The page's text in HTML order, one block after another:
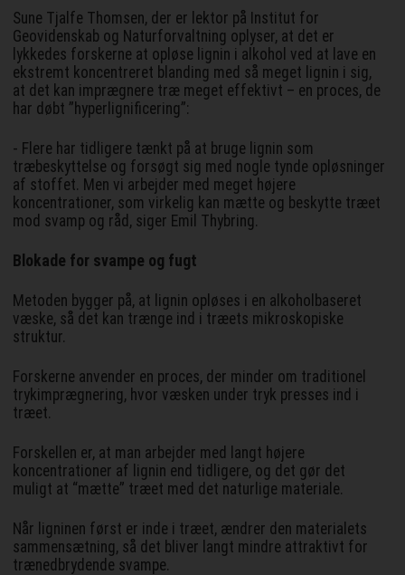
Sune Tjalfe Thomsen, der er lektor på Institut for
Geovidenskab og Naturforvaltning oplyser, at det er
lykkedes forskerne at opløse lignin i alkohol ved at lave en
ekstremt koncentreret blanding med så meget lignin i sig,
at det kan imprægnere træ meget effektivt – en proces, de
har døbt ”hyperlignificering”:
- Flere har tidligere tænkt på at bruge lignin som
træbeskyttelse og forsøgt sig med nogle tynde opløsninger
af stoffet. Men vi arbejder med meget højere
koncentrationer, som virkelig kan mætte og beskytte træet
mod svamp og råd, siger Emil Thybring.
Blokade for svampe og fugt
Metoden bygger på, at lignin opløses i en alkoholbaseret
væske, så det kan trænge ind i træets mikroskopiske
struktur.
Forskerne anvender en proces, der minder om traditionel
trykimprægnering, hvor væsken under tryk presses ind i
træet.
Forskellen er, at man arbejder med langt højere
koncentrationer af lignin end tidligere, og det gør det
muligt at “mætte” træet med det naturlige materiale.
Når ligninen først er inde i træet, ændrer den materialets
sammensætning, så det bliver langt mindre attraktivt for
trænedbrydende svampe.